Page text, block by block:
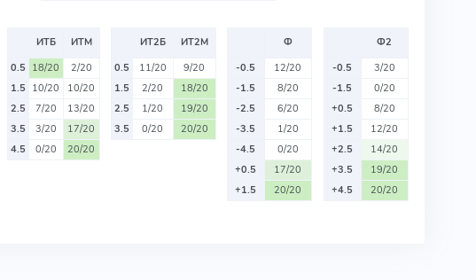
ИТБ
ИТМ
0.5 18/20
2/20
1.5 10/20
10/20
2.5
7/20
13/20
3.5
3/20
17/20
4.5
0/20 20/20
ИТ2Б
ИТ2М
0.5
11/20
9/20
1.5
2/20
18/20
2.5
1/20
19/20
3.5
0/20 20/20
Ф
-0.5
12/20
-1.5
8/20
-2.5
6/20
-3.5
1/20
-4.5
0/20
+0.5
17/20
+1.5
20/20
Ф2
-0.5
3/20
-1.5
0/20
+0.5
8/20
+1.5
12/20
+2.5
14/20
+3.5
19/20
+4.5
20/20